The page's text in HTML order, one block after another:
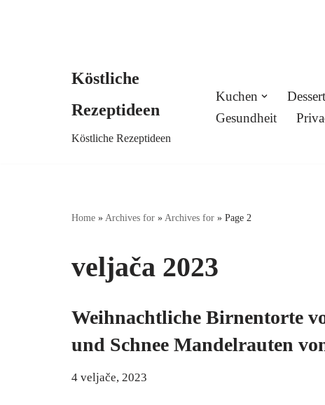
Köstliche
Rezeptideen
Köstliche Rezeptideen
Kuchen
Gesundheit
Home » Archives for » Archives for » Page 2
veljača 2023
Weihnachtliche Birnentorte
und Schnee Mandelrauten
4 veljače, 2023